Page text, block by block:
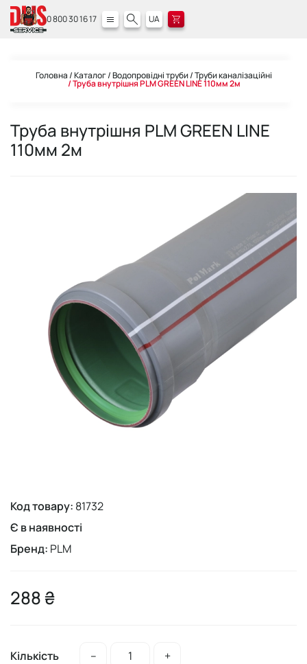
0 800 30 16 17 UA
Головна Каталог Водопровідні труби Труби каналізаційні
Труба внутрішня PLM GREEN LINE 110мм 2м
Труба внутрішня PLM GREEN LINE
110мм 2м
Код товару: 81732
Є в наявності
Бренд: PLM
288 ₴
Кількість – +